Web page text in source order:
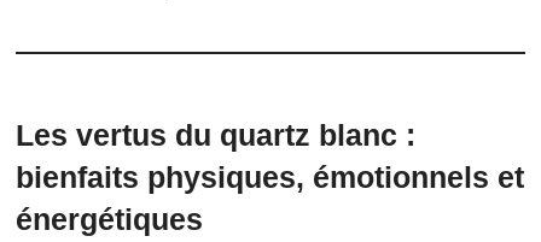
Les vertus du quartz blanc :
bienfaits physiques, émotionnels et
énergétiques